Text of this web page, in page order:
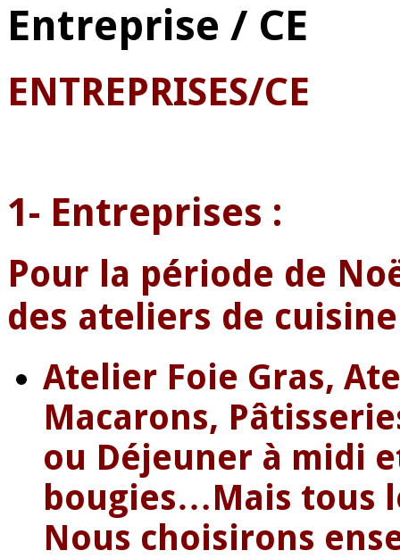
Entreprise / CE
ENTREPRISES/CE
1- Entreprises :
Pour la période de
des ateliers de
Atelier Foie Gras,
Macarons,
ou Déjeuner à midi
bougies…Mais tous
Nous choisirons